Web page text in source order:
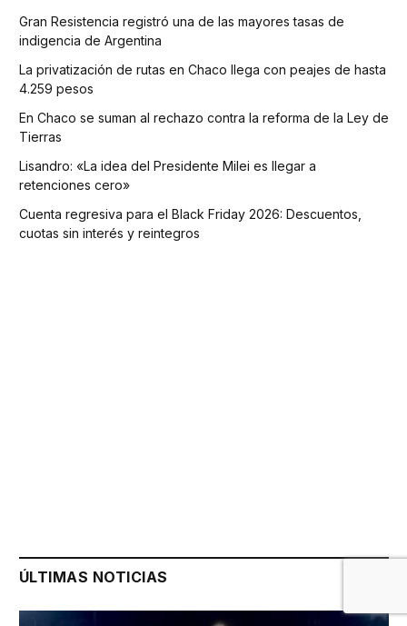
Gran Resistencia registró una de las mayores tasas de
indigencia de Argentina
La privatización de rutas en Chaco llega con peajes de hasta
4.259 pesos
En Chaco se suman al rechazo contra la reforma de la Ley de
Tierras
Lisandro: «La idea del Presidente Milei es llegar a
retenciones cero»
Cuenta regresiva para el Black Friday 2026: Descuentos,
cuotas sin interés y reintegros
ÚLTIMAS NOTICIAS